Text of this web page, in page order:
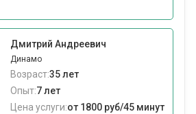
Дмитрий Андреевич
Динамо
Возраст:35 лет
Опыт:7 лет
Цена услуги:от 1800 руб/45 минут